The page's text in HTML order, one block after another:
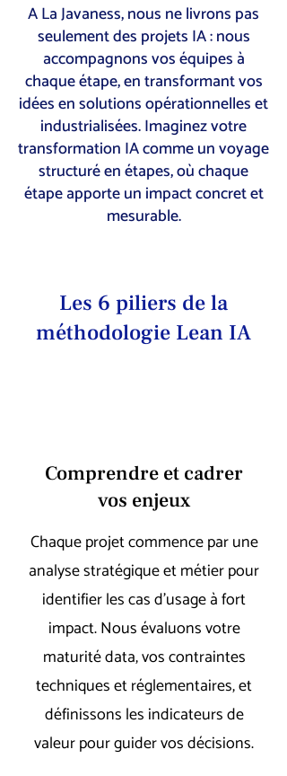
A La Javaness, nous ne livrons pas
seulement des projets IA : nous
accompagnons vos équipes à
chaque étape, en transformant vos
idées en solutions opérationnelles et
industrialisées. Imaginez votre
transformation IA comme un voyage
structuré en étapes, où chaque
étape apporte un impact concret et
mesurable.
Les 6 piliers de la
méthodologie Lean IA
Comprendre et cadrer
vos enjeux
Chaque projet commence par une
analyse stratégique et métier pour
identifier les cas d’usage à fort
impact. Nous évaluons votre
maturité data, vos contraintes
techniques et réglementaires, et
définissons les indicateurs de
valeur pour guider vos décisions.